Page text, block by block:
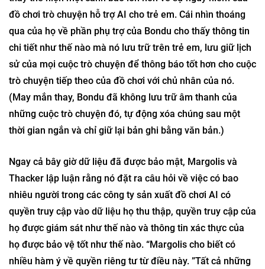
đồ chơi trò chuyện hỗ trợ AI cho trẻ em. Cái nhìn thoáng
qua của họ về phần phụ trợ của Bondu cho thấy thông tin
chi tiết như thế nào mà nó lưu trữ trên trẻ em, lưu giữ lịch
sử của mọi cuộc trò chuyện để thông báo tốt hơn cho cuộc
trò chuyện tiếp theo của đồ chơi với chủ nhân của nó.
(May mắn thay, Bondu đã không lưu trữ âm thanh của
những cuộc trò chuyện đó, tự động xóa chúng sau một
thời gian ngắn và chỉ giữ lại bản ghi bằng văn bản.)
Ngay cả bây giờ dữ liệu đã được bảo mật, Margolis và
Thacker lập luận rằng nó đặt ra câu hỏi về việc có bao
nhiêu người trong các công ty sản xuất đồ chơi AI có
quyền truy cập vào dữ liệu họ thu thập, quyền truy cập của
họ được giám sát như thế nào và thông tin xác thực của
họ được bảo vệ tốt như thế nào. “Margolis cho biết có
nhiều hàm ý về quyền riêng tư từ điều này. ”Tất cả những